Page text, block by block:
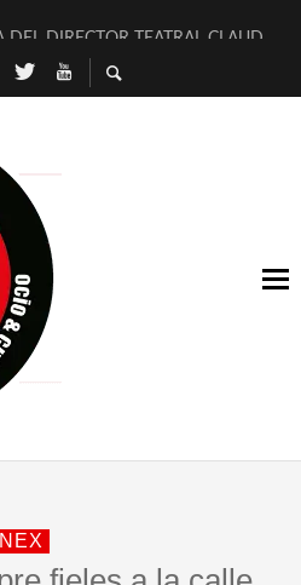
DEL DIRECTOR TEATRAL CLAUDIO
DE LA KATARSIS DEL TOMATAZO
[BITÁCORA 3.0] EN EXVITA
EN EXVITA [RELATIVA
INTERPRETANDO A SERRAT
DE ARMONÍA PERSECUTORIA]
NOS EXPLICA [DESCASADA]
PUTOS SUEÑOS»